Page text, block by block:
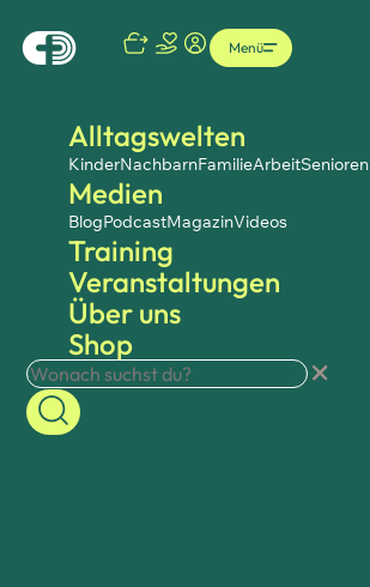
Alltagswelten
KinderNachbarnFamilieArbeitSenioren
Medien
BlogPodcastMagazinVideos
Training
Veranstaltungen
Über uns
Shop
Menü